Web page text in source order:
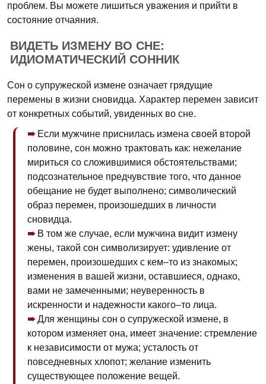
проблем. Вы можете лишиться уважения и прийти в
состояние отчаяния.
ВИДЕТЬ ИЗМЕНУ ВО СНЕ:
ИДИОМАТИЧЕСКИЙ СОННИК
Сон о супружеской измене означает грядущие
перемены в жизни сновидца. Характер перемен зависит
от конкретных событий, увиденных во сне.
Если мужчине приснилась измена своей второй
половине, сон можно трактовать как: нежелание
мириться со сложившимися обстоятельствами;
подсознательное предчувствие того, что данное
обещание не будет выполнено; символический
образ перемен, произошедших в личности
сновидца.
В том же случае, если мужчина видит измену
жены, такой сон символизирует: удивление от
перемен, произошедших с кем–то из знакомых;
изменения в вашей жизни, оставшиеся, однако,
вами не замеченными; неуверенность в
искренности и надежности какого–то лица.
Для женщины сон о супружеской измене, в
котором изменяет она, имеет значение: стремление
к независимости от мужа; усталость от
повседневных хлопот; желание изменить
существующее положение вещей.